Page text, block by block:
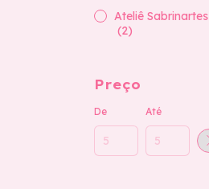
Ateliê Sabrinartes
(2)
Preço
De Até